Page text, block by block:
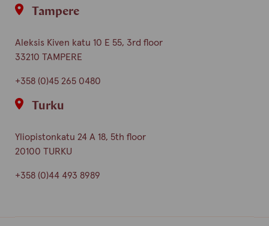
Tampere
Aleksis Kiven katu 10 E 55, 3rd floor
33210 TAMPERE
+358 (0)45 265 0480
Turku
Yliopistonkatu 24 A 18, 5th floor
20100 TURKU
+358 (0)44 493 8989